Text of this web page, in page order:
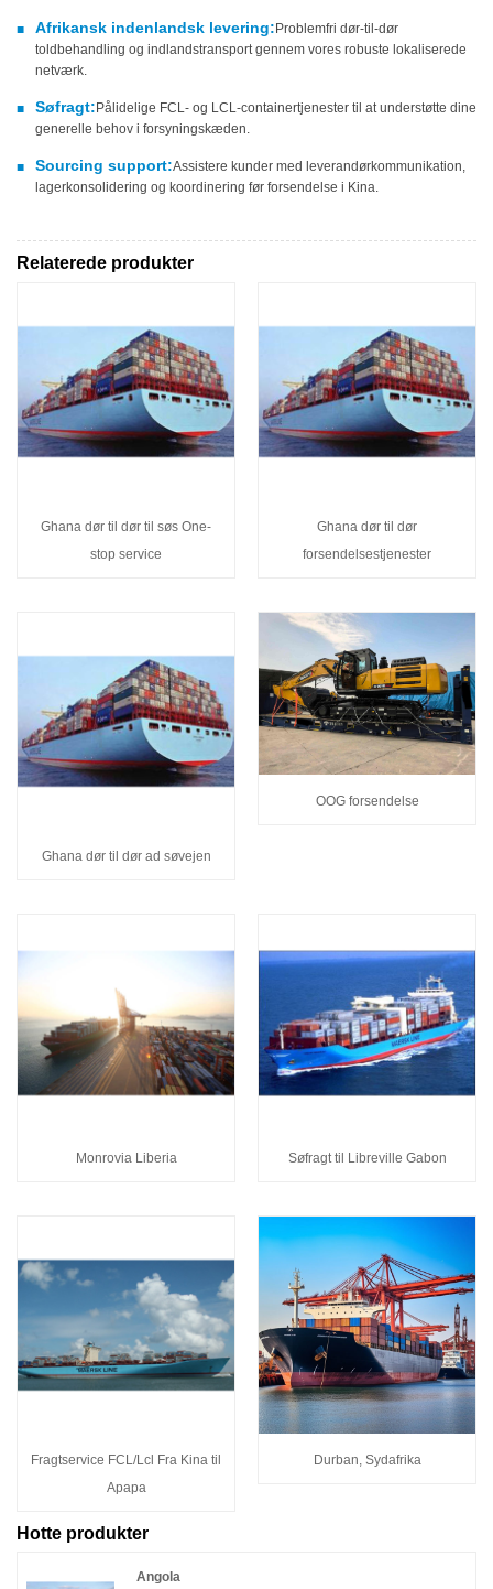
■ Afrikansk indenlandsk levering:Problemfri dør-til-dør
toldbehandling og indlandstransport gennem vores robuste lokaliserede
netværk.
■ Søfragt:Pålidelige FCL- og LCL-containertjenester til at understøtte dine
generelle behov i forsyningskæden.
■ Sourcing support:Assistere kunder med leverandørkommunikation,
lagerkonsolidering og koordinering før forsendelse i Kina.
Relaterede produkter
Ghana dør til dør til søs One-
stop service
Ghana dør til dør
forsendelsestjenester
Ghana dør til dør ad søvejen
OOG forsendelse
Monrovia Liberia Søfragt til Libreville Gabon
Fragtservice FCL/Lcl Fra Kina til
Apapa
Durban, Sydafrika
Hotte produkter
Angola